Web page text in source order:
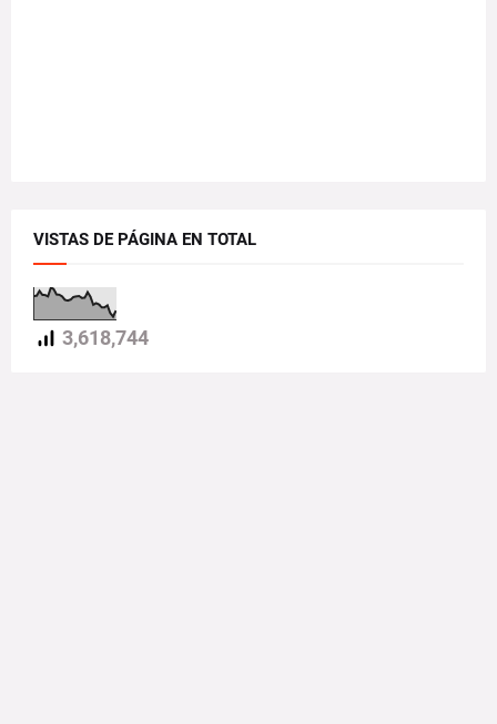
VISTAS DE PÁGINA EN TOTAL
3,618,744